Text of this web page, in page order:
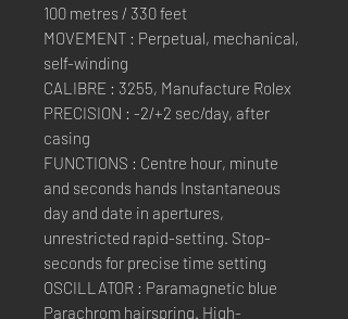
100 metres / 330 feet
MOVEMENT : Perpetual, mechanical,
self-winding
CALIBRE : 3255, Manufacture Rolex
PRECISION : -2/+2 sec/day, after
casing
FUNCTIONS : Centre hour, minute
and seconds hands Instantaneous
day and date in apertures,
unrestricted rapid-setting. Stop-
seconds for precise time setting
OSCILLATOR : Paramagnetic blue
Parachrom hairspring. High-